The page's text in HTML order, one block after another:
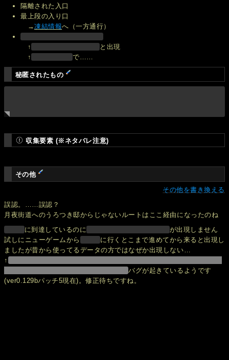
隔離された入口
最上段の入り口
→凍結情報へ（一方通行）
↑
と出現
↑
で……
秘匿されたもの
収集要素 (※ネタバレ注意)
その他
その他を書き換える
誤認。……誤認？
月夜街道へのうろつき邸からじゃないルートはここ経由になったのね
に到達しているのに
が出現しません
試しにニューゲームから
に行くとこまで進めてから来ると出現し
ましたが昔から使ってるデータの方ではなぜか出現しない…
↑
バグが起きているようです
(ver0.129bパッチ5現在)。修正待ちですね。